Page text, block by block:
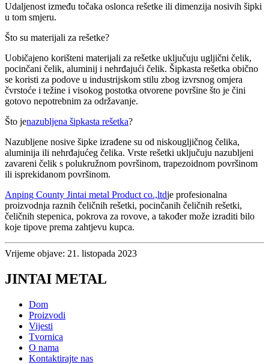
Udaljenost između točaka oslonca rešetke ili dimenzija nosivih šipki
u tom smjeru.
Što su materijali za rešetke?
Uobičajeno korišteni materijali za rešetke uključuju ugljični čelik,
pocinčani čelik, aluminij i nehrđajući čelik. Šipkasta rešetka obično
se koristi za podove u industrijskom stilu zbog izvrsnog omjera
čvrstoće i težine i visokog postotka otvorene površine što je čini
gotovo nepotrebnim za održavanje.
Što jenazubljena šipkasta rešetka?
Nazubljene nosive šipke izrađene su od niskougljičnog čelika,
aluminija ili nehrđajućeg čelika. Vrste rešetki uključuju nazubljeni
zavareni čelik s polukružnom površinom, trapezoidnom površinom
ili isprekidanom površinom.
Anping County Jintai metal Product co.,ltdje profesionalna
proizvodnja raznih čeličnih rešetki, pocinčanih čeličnih rešetki,
čeličnih stepenica, pokrova za rovove, a također može izraditi bilo
koje tipove prema zahtjevu kupca.
Vrijeme objave: 21. listopada 2023
JINTAI METAL
Dom
Proizvodi
Vijesti
Tvornica
O nama
Kontaktirajte nas